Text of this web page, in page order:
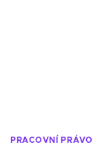
PRACOVNÍ PRÁVO